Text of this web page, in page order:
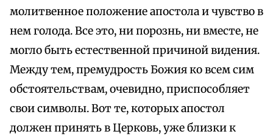
молитвенное положение апостола и чувство в
нем голода. Все это, ни порознь, ни вместе, не
могло быть естественной причиной видения.
Между тем, премудрость Божия ко всем сим
обстоятельствам, очевидно, приспособляет
свои символы. Вот те, которых апостол
должен принять в Церковь, уже близки к